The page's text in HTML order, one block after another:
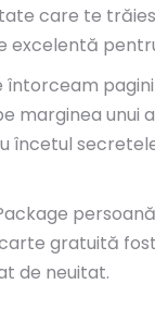
care te
întorceam
unui
gratuită
de neuitat.